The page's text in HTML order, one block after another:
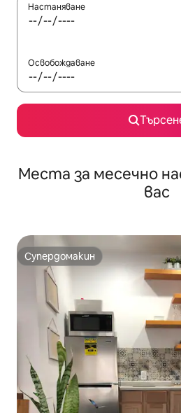
Настаняване
Освобождаване
Места за месечно
вас
Супердомакин
Супердомакин